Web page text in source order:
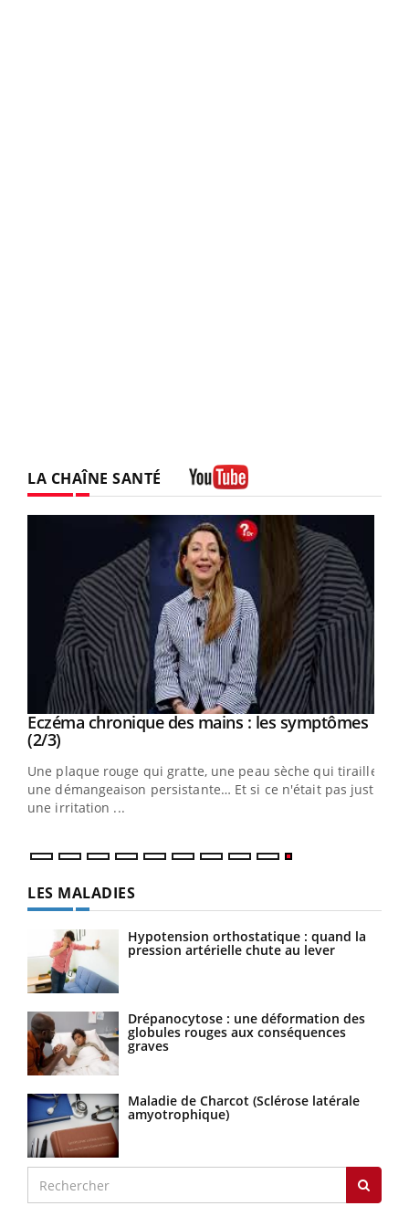
LA CHAÎNE SANTÉ
Youtube
Eczéma chronique des mains : les symptômes
(2/3)Youtube
Une plaque rouge qui gratte, une peau sèche qui tiraille,
une démangeaison persistante… Et si ce n'était pas juste
une irritation ...
LES MALADIES
Hypotension orthostatique : quand la
pression artérielle chute au lever
Drépanocytose : une déformation des
globules rouges aux conséquences
graves
Maladie de Charcot (Sclérose latérale
amyotrophique)